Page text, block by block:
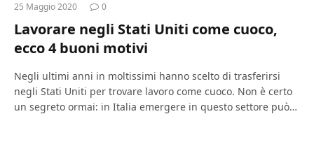
25 Maggio 2020 0
Lavorare negli Stati Uniti come cuoco,
ecco 4 buoni motivi
Negli ultimi anni in moltissimi hanno scelto di trasferirsi
negli Stati Uniti per trovare lavoro come cuoco. Non è certo
un segreto ormai: in Italia emergere in questo settore può…